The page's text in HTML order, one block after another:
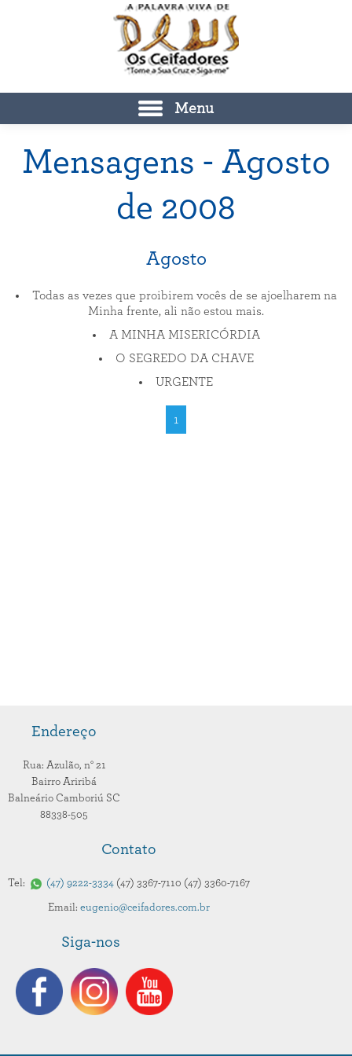
Menu
Mensagens - Agosto
de 2008
Agosto
Todas as vezes que proibirem vocês de se ajoelharem na
Minha frente, ali não estou mais.
A MINHA MISERICÓRDIA
O SEGREDO DA CHAVE
URGENTE
1
Endereço
Rua: Azulão, n° 21
Bairro Ariribá
Balneário Camboriú SC
88338-505
Contato
Tel: 47 9222-3334 47 3367-7110 47 3360-7167
Email: eugenio@ceifadores.com.br
Siga-nos